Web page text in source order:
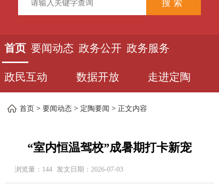
首页 要闻动态 政务公开 政务服务
政民互动 数据开放 走进定陶
首页 > 要闻动态 > 定陶要闻 > 正文内容
“室内恒温驾校”成暑期打卡新宠
浏览量： 144 发文日期： 2026-07-03